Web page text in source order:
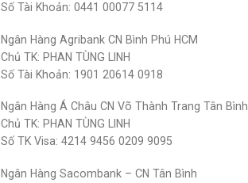
Số Tài Khoản: 0441 00077 5114
Ngân Hàng Agribank CN Bình Phú HCM
Chủ TK: PHAN TÙNG LINH
Số Tài Khoản: 1901 20614 0918
Ngân Hàng Á Châu CN Võ Thành Trang Tân Bình
Chủ TK: PHAN TÙNG LINH
Số TK Visa: 4214 9456 0209 9095
Ngân Hàng Sacombank – CN Tân Bình